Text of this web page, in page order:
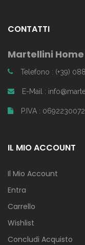
CONTATTI
Martellini Home
Telefono : (+39)
E-Mail :
P.IVA :
IL MIO ACCOUNT
Il Mio Account
Entra
Carrello
Wishlist
Concludi Acquisto